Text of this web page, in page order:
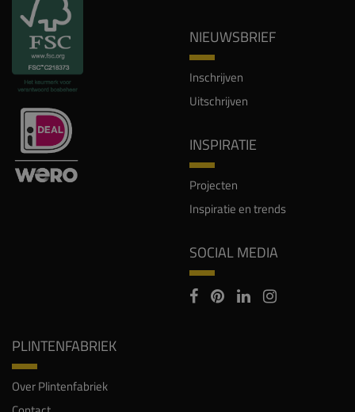
NIEUWSBRIEF
Inschrijven
Uitschrijven
INSPIRATIE
Projecten
Inspiratie en trends
SOCIAL MEDIA
PLINTENFABRIEK
Over Plintenfabriek